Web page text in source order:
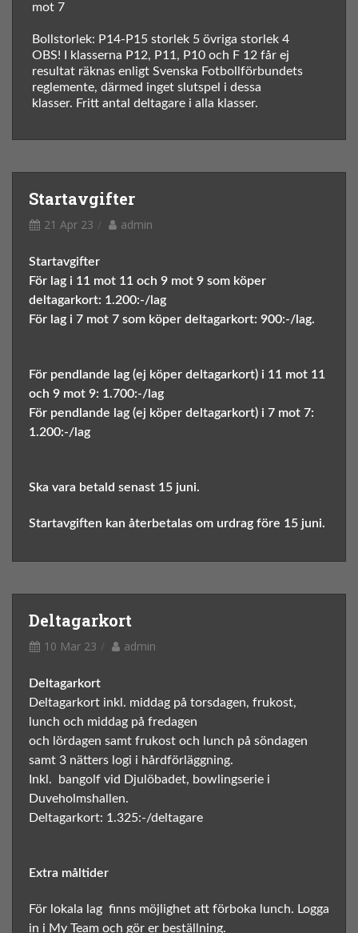
mot 7
Bollstorlek: P14-P15 storlek 5 övriga storlek 4
OBS! I klasserna P12, P11, P10 och F 12 får ej
resultat räknas enligt Svenska Fotbollförbundets
reglemente, därmed inget slutspel i dessa
klasser. Fritt antal deltagare i alla klasser.
Startavgifter
21 Apr 23 admin
Startavgifter
För lag i 11 mot 11 och 9 mot 9 som köper
deltagarkort: 1.200:-/lag
För lag i 7 mot 7 som köper deltagarkort: 900:-/lag.
För pendlande lag (ej köper deltagarkort) i 11 mot 11
och 9 mot 9: 1.700:-/lag
För pendlande lag (ej köper deltagarkort) i 7 mot 7:
1.200:-/lag
Ska vara betald senast 15 juni.
Startavgiften kan återbetalas om urdrag före 15 juni.
Deltagarkort
10 Mar 23 admin
Deltagarkort
Deltagarkort inkl. middag på torsdagen, frukost,
lunch och middag på fredagen
och lördagen samt frukost och lunch på söndagen
samt 3 nätters logi i hårdförläggning.
Inkl. bangolf vid Djulöbadet, bowlingserie i
Duveholmshallen.
Deltagarkort: 1.325:-/deltagare
Extra måltider
För lokala lag finns möjlighet att förboka lunch. Logga
in i My Team och gör er beställning.